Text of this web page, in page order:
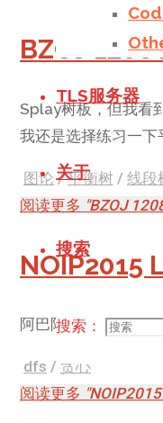
TLS服务器
关于
搜索
搜索：
BZOJ
Splay树板，但我看
我还是选择练习一下
图论/平衡树 / 线段
阅读更多 "BZOJ
NOIP2015
阿巴阿巴
dfs / 贪心
阅读更多